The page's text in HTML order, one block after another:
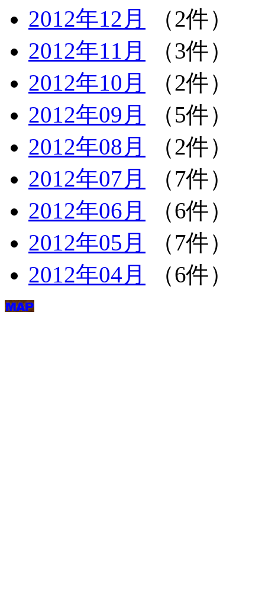
2012年12月
（2件）
2012年11月
（3件）
2012年10月
（2件）
2012年09月
（5件）
2012年08月
（2件）
2012年07月
（7件）
2012年06月
（6件）
2012年05月
（7件）
2012年04月
（6件）